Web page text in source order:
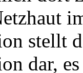
stellt
dar,